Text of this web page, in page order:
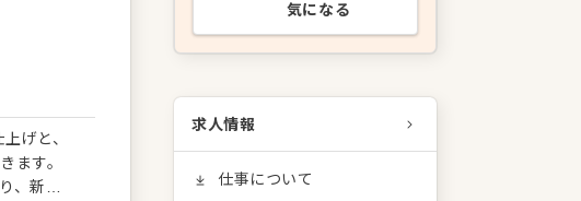
げと、
ます。
、新し
気になる
求人情報
仕事について